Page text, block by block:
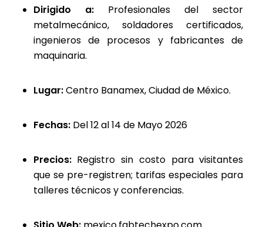
Dirigido a:Profesionales del sector
metalmecánico, soldadores certificados,
ingenieros de procesos y fabricantes de
maquinaria.
Lugar:Centro Banamex, Ciudad de México.
Fechas:Del 12 al 14 de Mayo 2026
Precios:Registro sin costo para visitantes
que se pre-registren; tarifas especiales para
talleres técnicos y conferencias.